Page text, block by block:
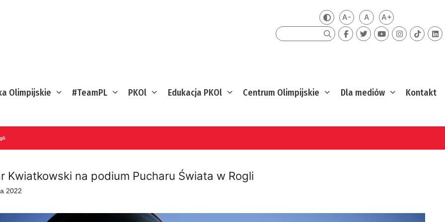
Zmień kontrast
A-Mniejsza czcionka
ADomyślna czcionka
A+Większa
Szukaj
Olimpijskie #TeamPL PKOl Edukacja PKOl Centrum Olimpijskie Dla mediów Kontakt
Kwiatkowski na podium Pucharu Świata w Rogli
2022